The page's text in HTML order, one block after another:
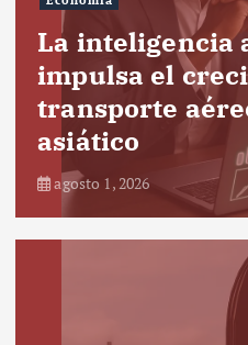
La
impulsa el
transporte
asiático
agosto 1, 2026